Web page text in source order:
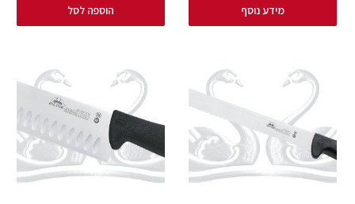
מידע נוסף הוספה לסל